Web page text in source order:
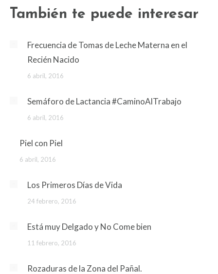
También te puede interesar
Frecuencia de Tomas de Leche Materna en el
Recién Nacido
6 abril, 2016
Semáforo de Lactancia #CaminoAlTrabajo
6 abril, 2016
Piel con Piel
6 abril, 2016
Los Primeros Días de Vida
24 febrero, 2016
Está muy Delgado y No Come bien
11 febrero, 2016
Rozaduras de la Zona del Pañal.